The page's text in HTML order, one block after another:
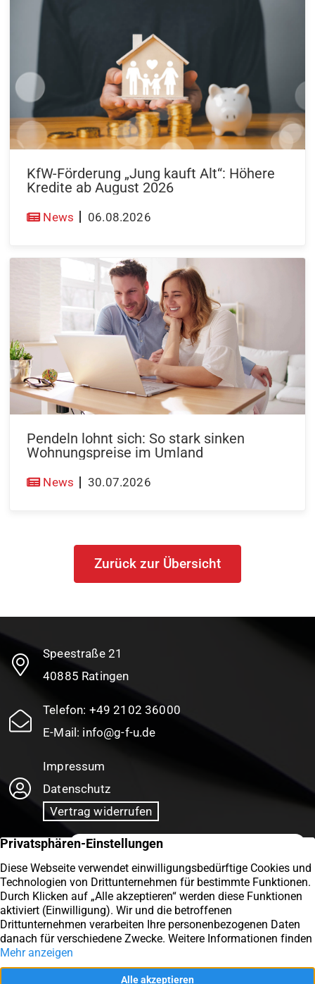
KfW-Förderung „Jung kauft Alt“: Höhere
Kredite ab August 2026
News 06.08.2026
Pendeln lohnt sich: So stark sinken
Wohnungspreise im Umland
News 30.07.2026
Zurück zur Übersicht
Speestraße 21
40885 Ratingen
Telefon: +49 2102 36000
E-Mail: info@g-f-u.de
Impressum
Datenschutz
Vertrag widerrufen